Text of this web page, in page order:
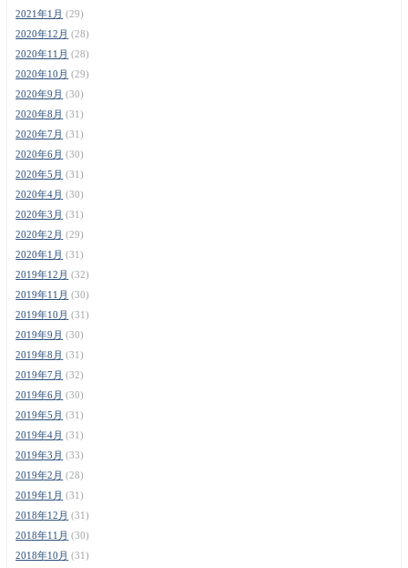
2021年1月 (29)
2020年12月 (28)
2020年11月 (28)
2020年10月 (29)
2020年9月 (30)
2020年8月 (31)
2020年7月 (31)
2020年6月 (30)
2020年5月 (31)
2020年4月 (30)
2020年3月 (31)
2020年2月 (29)
2020年1月 (31)
2019年12月 (32)
2019年11月 (30)
2019年10月 (31)
2019年9月 (30)
2019年8月 (31)
2019年7月 (32)
2019年6月 (30)
2019年5月 (31)
2019年4月 (31)
2019年3月 (33)
2019年2月 (28)
2019年1月 (31)
2018年12月 (31)
2018年11月 (30)
2018年10月 (31)